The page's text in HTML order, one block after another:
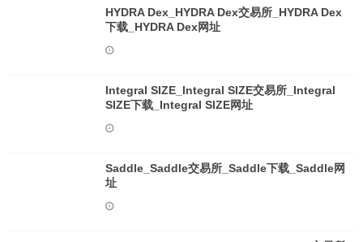
HYDRA Dex_HYDRA Dex交易所_HYDRA Dex
下载_HYDRA Dex网址
Integral SIZE_Integral SIZE交易所_Integral
SIZE下载_Integral SIZE网址
Saddle_Saddle交易所_Saddle下载_Saddle网
址